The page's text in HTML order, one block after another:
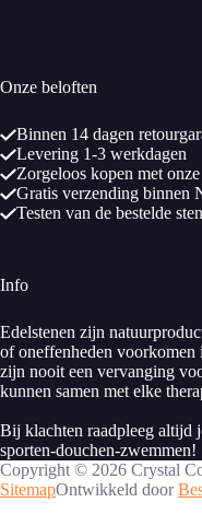
Onze beloften
Binnen 14 dagen
Levering 1-3 werkdagen
Zorgeloos kopen met
Gratis verzending binnen
Testen van de bestelde
Info
Edelstenen zijn
of oneffenheden voorkomen
zijn nooit een vervanging
kunnen samen met elke
Bij klachten raadpleeg altijd
sporten-douchen-zwemmen!
Copyright © 2026 Crystal
SitemapOntwikkeld door